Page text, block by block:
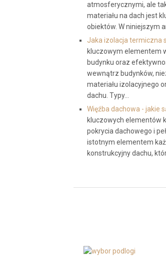
atmosferycznymi, ale
materiału na dach jest
obiektów. W niniejszym
Jaka izolacja termiczna
kluczowym elementem
budynku oraz
wewnątrz budynków,
materiału izolacyjnego
dachu. Typy…
Więźba dachowa - jakie
kluczowych elementów
pokrycia dachowego i
istotnym elementem
konstrukcyjny dachu,